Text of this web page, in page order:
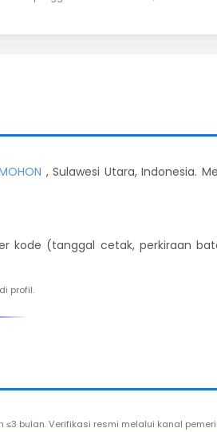
, Sulawesi Utara, Indonesia.
kode (tanggal cetak, perkiraan
profil.
bulan. Verifikasi resmi melalui kanal